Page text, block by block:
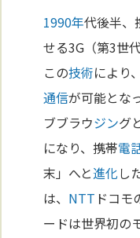
1990年代後半、
せる3G（第3世
この技術により
通信が可能とな
ブブラウジング
になり、携帯電
末」へと進化し
は、 NTT ドコモ
ードは世界初の